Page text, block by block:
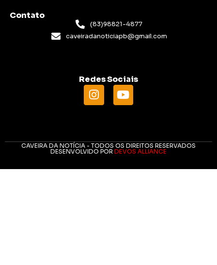
Contato
(83)98821-4877
caveiradanoticiapb@gmail.com
Redes Sociais
CAVEIRA DA NOTÍCIA - TODOS OS DIREITOS RESERVADOS
DESENVOLVIDO POR DEVOS ALLIANCE